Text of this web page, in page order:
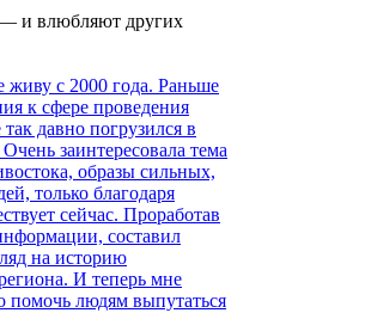
и влюбляют других
живу с 2000 года. Раньше
к сфере проведения
давно погрузился в
заинтересовала тема
образы сильных,
только благодаря
сейчас. Проработав
составил
на историю
И теперь мне
помочь людям выпутаться